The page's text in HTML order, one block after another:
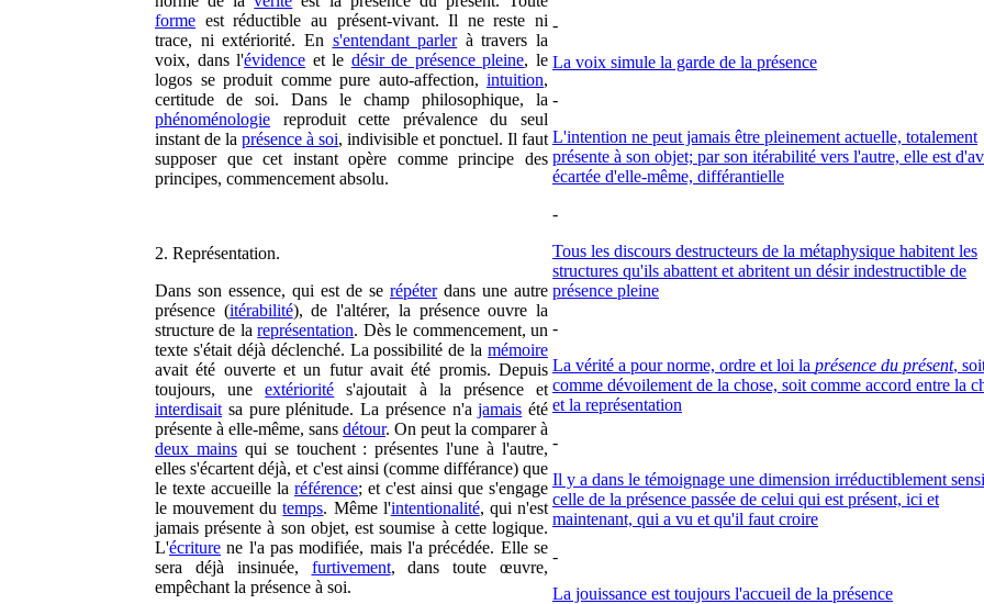
forme est réductible au présent-vivant. Il ne reste ni
trace, ni extériorité. En s'entendant parlerà travers la
voix, dans l'évidence et le désir de présence pleine, le
logos se produit comme pure auto-affection, intuition,
certitude de soi. Dans le champ philosophique, la
phénoménologie reproduit cette prévalence du seul
instant de la présence à soi, indivisible et ponctuel. Il faut
supposer que cet instant opère comme principe des
principes, commencement absolu.
2. Représentation.
Dans son essence, qui est de se répéterdans une autre
présence (itérabilité), de l'altérer, la présence ouvre la
structure de lareprésentation. Dès le commencement, un
texte s'était déjà déclenché. La possibilité de la mémoire
avait été ouverte et un futur avait été promis. Depuis
toujours, uneextériorité s'ajoutait à la présence et
interdisait sa pure plénitude. La présence n'ajamais été
présente à elle-même, sans détour. On peut la comparer à
deux mainsqui se touchent : présentes l'une à l'autre,
elles s'écartent déjà, et c'est ainsi (comme différance) que
le texte accueille la référence; et c'est ainsi que s'engage
le mouvement dutemps. Même l'intentionalité, qui n'est
jamais présente à son objet, est soumise à cette logique.
L'écriture ne l'a pas modifiée, mais l'a précédée. Elle se
sera déjà insinuée, furtivement, dans toute œuvre,
empêchant la présence à soi.
-
La voix simule la garde de la présence
-
L'intention ne peut jamais être pleinement actuelle, totalement
présente à son objet; par son itérabilité vers l'autre, elle est
écartée d'elle-même, différantielle
-
Tous les discours destructeurs de la métaphysique habitent les
structures qu'ils abattent et abritent un désir indestructible de
présence pleine
-
La vérité a pour norme, ordre et loi la présence du présent,
comme dévoilement de la chose, soit comme accord entre la
et la représentation
-
Il y a dans le témoignage une dimension irréductiblement
celle de la présence passée de celui qui est présent, ici et
maintenant, qui a vu et qu'il faut croire
-
La jouissance est toujours l'accueil de la présence